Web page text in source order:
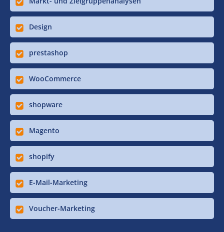
Design
prestashop
WooCommerce
shopware
Magento
shopify
E-Mail-Marketing
Voucher-Marketing